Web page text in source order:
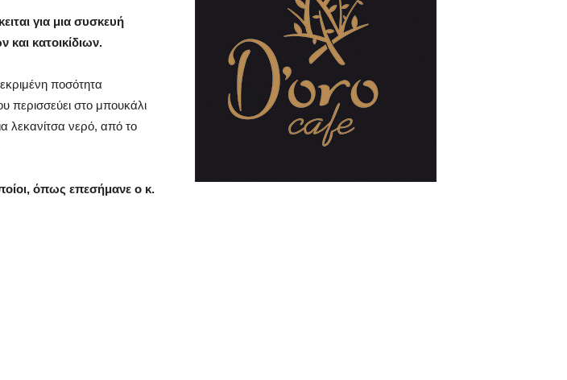
για μια συσκευή
κατοικίδιων.
ποσότητα
περισσεύει στο μπουκάλι
λεκανίτσα νερό, από το
όπως επεσήμανε ο κ.